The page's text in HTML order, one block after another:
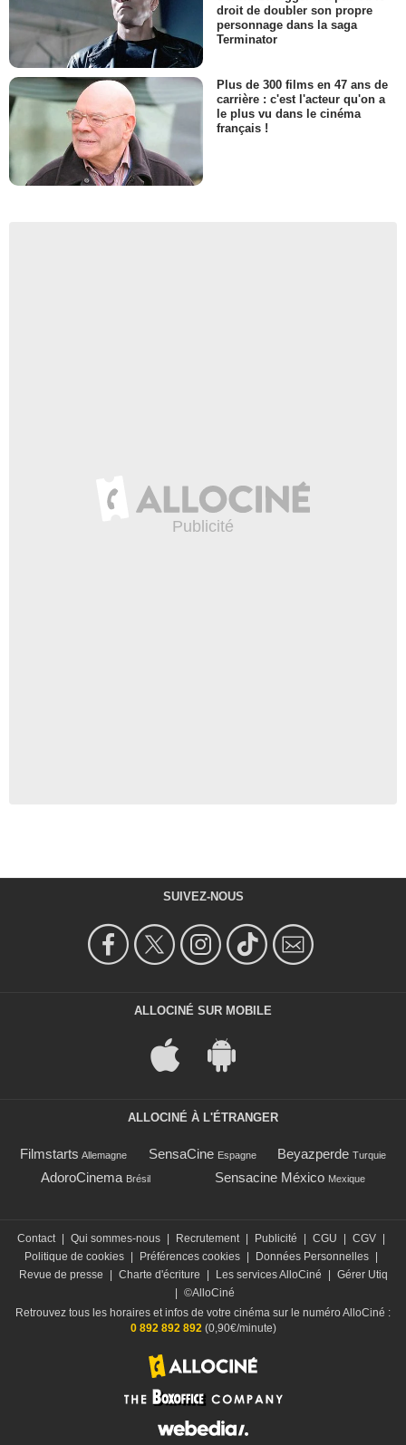
droit de doubler son propre
personnage dans la saga
Terminator
Plus de 300 films en 47 ans de
carrière : c'est l'acteur qu'on a
le plus vu dans le cinéma
français !
SUIVEZ-NOUS
ALLOCINÉ SUR MOBILE
ALLOCINÉ À L'ÉTRANGER
Filmstarts Allemagne SensaCine Espagne Beyazperde Turquie
AdoroCinema Brésil Sensacine México Mexique
Contact Qui sommes-nous Recrutement Publicité CGU CGV
Politique de cookies
Préférences cookies Données Personnelles
Revue de presse
Charte d'écriture Les services AlloCiné
Gérer Utiq
©AlloCiné
Retrouvez tous les horaires et infos de votre cinéma sur le numéro AlloCiné :
0 892 892 892(0,90€/minute)